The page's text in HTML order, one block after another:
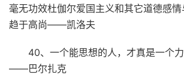
毫无功效杜伽尔爱国主义和其它道德感
趋于高尚——凯洛夫
40、一个能思想的人，才真是一个力
——巴尔扎克